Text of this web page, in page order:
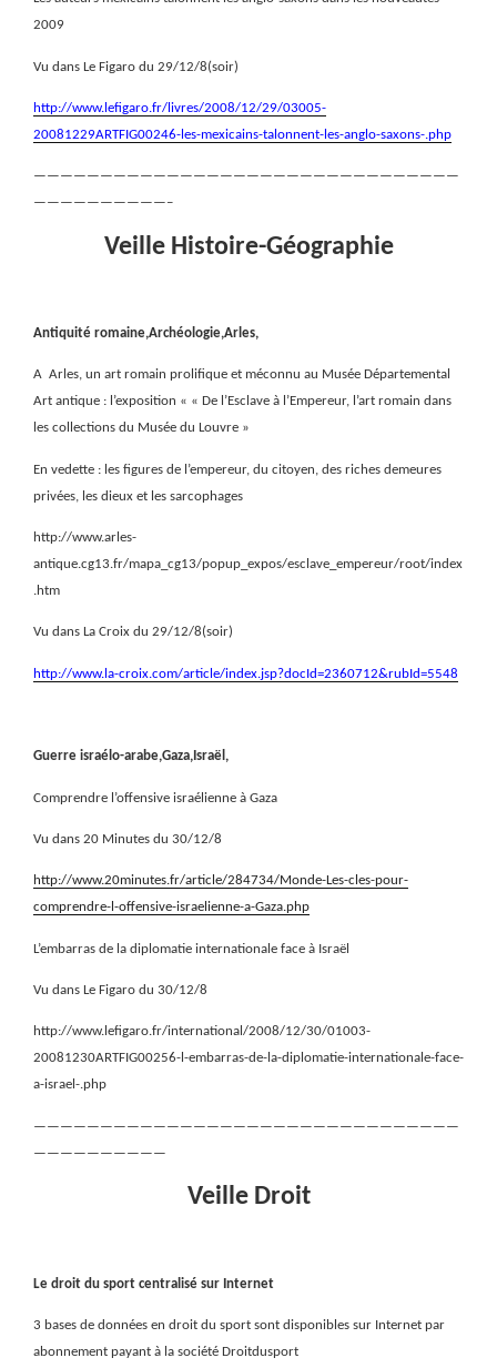
2009
Vu dans Le Figaro du 29/12/8(soir)
http://www.lefigaro.fr/livres/2008/12/29/03005-
20081229ARTFIG00246-les-mexicains-talonnent-les-anglo-saxons-.php
————————————————————————————————
——————————–
Veille Histoire-Géographie
Antiquité romaine,Archéologie,Arles,
A Arles, un art romain prolifique et méconnu au Musée Départemental
Art antique : l’exposition « « De l’Esclave à l’Empereur, l’art romain dans
les collections du Musée du Louvre »
En vedette : les figures de l’empereur, du citoyen, des riches demeures
privées, les dieux et les sarcophages
http://www.arles-
antique.cg13.fr/mapa_cg13/popup_expos/esclave_empereur/root/index
.htm
Vu dans La Croix du 29/12/8(soir)
http://www.la-croix.com/article/index.jsp?docId=2360712&rubId=5548
Guerre israélo-arabe,Gaza,Israël,
Comprendre l’offensive israélienne à Gaza
Vu dans 20 Minutes du 30/12/8
http://www.20minutes.fr/article/284734/Monde-Les-cles-pour-
comprendre-l-offensive-israelienne-a-Gaza.php
L’embarras de la diplomatie internationale face à Israël
Vu dans Le Figaro du 30/12/8
http://www.lefigaro.fr/international/2008/12/30/01003-
20081230ARTFIG00256-l-embarras-de-la-diplomatie-internationale-face-
a-israel-.php
————————————————————————————————
——————————
Veille Droit
Le droit du sport centralisé sur Internet
3 bases de données en droit du sport sont disponibles sur Internet par
abonnement payant à la société Droitdusport